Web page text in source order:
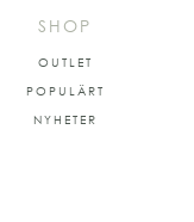
SHOP
OUTLET
POPULÄRT
NYHETER